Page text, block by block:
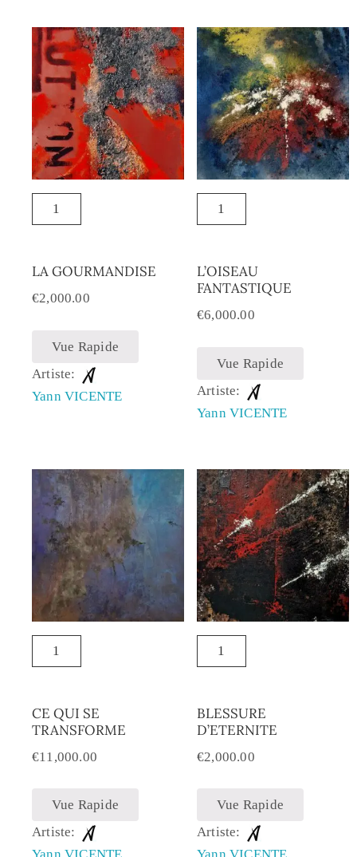
LA GOURMANDISE
€2,000.00
Vue Rapide
Artiste:
Yann VICENTE
L’OISEAU
FANTASTIQUE
€6,000.00
Vue Rapide
Artiste:
Yann VICENTE
CE QUI SE
TRANSFORME
€11,000.00
Vue Rapide
Artiste:
BLESSURE
D’ETERNITE
€2,000.00
Vue Rapide
Artiste: